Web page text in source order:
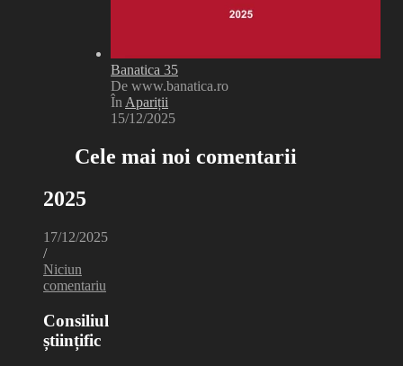
Banatica 35
De www.banatica.ro
ÎnApariții
15/12/2025
Cele mai noi comentarii
2025
17/12/2025
/
Niciun
comentariu
Consiliul
științific